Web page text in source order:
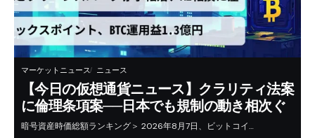
マーケットニュース ニュース
【今日の仮想通貨ニュース】クラリティ法案
に倫理条項案──日本でも規制の動き相次ぐ
暗号資産時価総額ランキング＞ 2026年8月7日、ビットコイ…